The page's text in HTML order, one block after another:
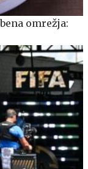
omrežja: